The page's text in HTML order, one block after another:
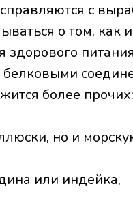
с
о том, как
здорового
более прочих:
но и
или индейка,